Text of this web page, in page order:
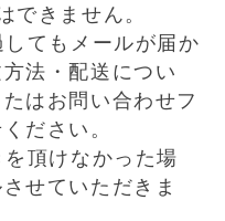
できません。
てもメールが届か
法・配送につい
はお問い合わせフ
ださい。
頂けなかった場
せていただきま